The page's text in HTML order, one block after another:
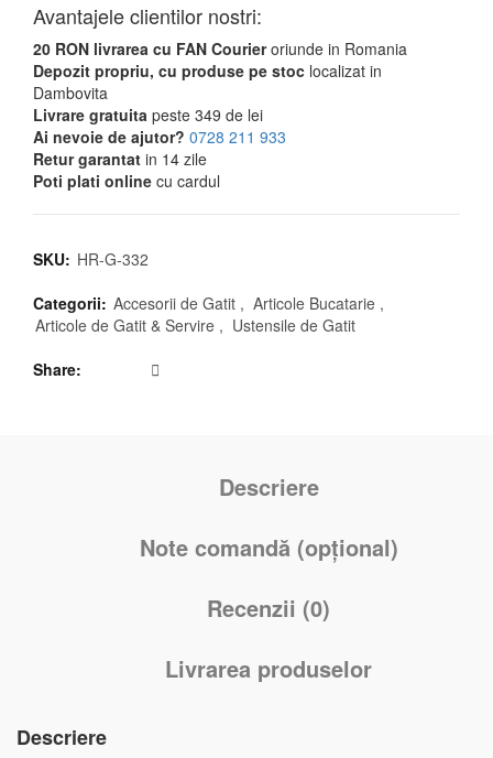
Avantajele clientilor nostri:
20 RON livrarea cu FAN Courieroriunde in Romania
Depozit propriu, cu produse pe stoc localizat in
Dambovita
Livrare gratuita peste 349 de lei
Ai nevoie de ajutor? 0728 211 933
Retur garantat in 14 zile
Poti plati online cu cardul
SKU: HR-G-332
Categorii: Accesorii de Gatit , Articole Bucatarie ,
Articole de Gatit & Servire , Ustensile de Gatit
Share
Descriere
Note comandă (opțional)
Recenzii (0)
Livrarea produselor
Descriere